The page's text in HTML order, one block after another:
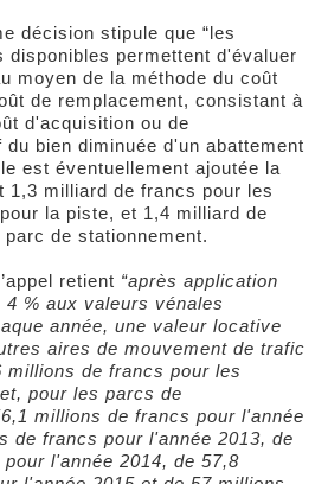
décision stipule que “les
disponibles permettent d'évaluer
moyen de la méthode du coût
de remplacement, consistant à
d'acquisition ou de
du bien diminuée d'un abattement
est éventuellement ajoutée la
1,3 milliard de francs pour les
la piste, et 1,4 milliard de
de stationnement.
retient “après application
% aux valeurs vénales
année, une valeur locative
aires de mouvement de trafic
millions de francs pour les
pour les parcs de
millions de francs pour l'année
de francs pour l'année 2013, de
l'année 2014, de 57,8